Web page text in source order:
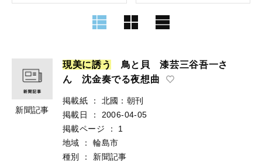
新聞記事
現美に誘う
鳥と貝 漆芸三谷吾一さ
ん 沈金奏でる夜想曲
掲載紙 ：
北國：朝刊
掲載日
：
2006-04-05
掲載ページ
：
1
地域
：
輪島市
種別
： 新聞記事